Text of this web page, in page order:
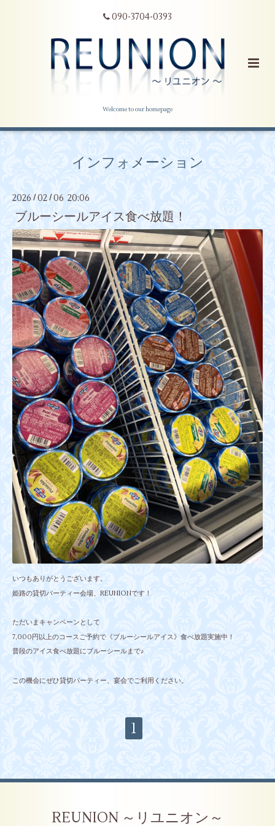
090-3704-0393
Welcome to our homepage
インフォメーション
2026 / 02 /06 20:06
ブルーシールアイス食べ放題！
いつもありがとうございます。
姫路の貸切パーティー会場、REUNIONです！
ただいまキャンペーンとして
7,000円以上のコースご予約で《ブルーシールアイス》食べ放題実施中！
普段のアイス食べ放題にブルーシールまで♪
この機会にぜひ貸切パーティー、宴会でご利用ください。
1
REUNION ～リユニオン～